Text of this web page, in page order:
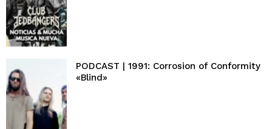
PODCAST | 1991: Corrosion of Conformity
«Blind»